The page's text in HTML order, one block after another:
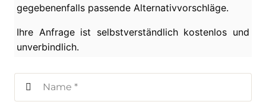
gegebenenfalls passende Alternativvorschläge.
Ihre Anfrage ist selbstverständlich kostenlos und
unverbindlich.